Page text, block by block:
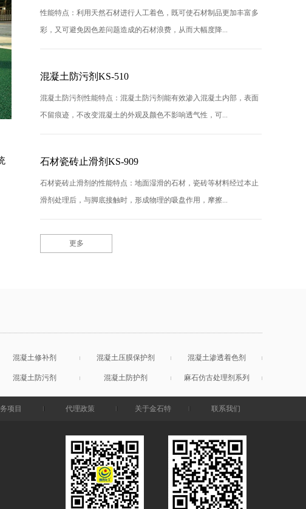
性能特点：利用天然石材进行人工着色，既可使石材制品更加丰富多
彩，又可避免因色差问题造成的石材浪费，从而大幅度降...
混凝土防污剂KS-510
混凝土防污剂性能特点：混凝土防污剂能有效渗入混凝土内部，表面
不留痕迹，不改变混凝土的外观及颜色不影响透气性，可...
石材瓷砖止滑剂KS-909
石材瓷砖止滑剂的性能特点：地面湿滑的石材，瓷砖等材料经过本止
滑剂处理后，与脚底接触时，形成物理的吸盘作用，摩擦...
更多
混凝土修补剂 混凝土压膜保护剂 混凝土渗透着色剂
混凝土防污剂 混凝土防护剂 麻石仿古处理剂系列
项目 代理政策 关于金石特 联系我们